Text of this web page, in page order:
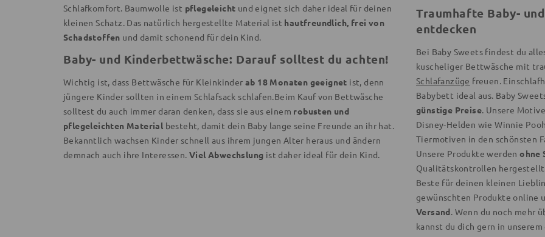
Schlafkomfort. Baumwolle ist pflegeleicht und eignet sich daher ideal für deinen
kleinen Schatz. Das natürlich hergestellte Material ist hautfreundlich, frei von
Schadstoffen und damit schonend für dein Kind.
Baby- und Kinderbettwäsche: Darauf solltest du achten!
Wichtig ist, dass Bettwäsche für Kleinkinder ab 18 Monaten geeignet ist, denn
jüngere Kinder sollten in einem Schlafsack schlafen.Beim Kauf von Bettwäsche
solltest du auch immer daran denken, dass sie aus einem robusten und
pflegeleichten Material besteht, damit dein Baby lange seine Freunde an ihr hat.
Bekanntlich wachsen Kinder schnell aus ihrem jungen Alter heraus und ändern
demnach auch ihre Interessen. Viel Abwechslung ist daher ideal für dein Kind.
Traumhafte Baby-
entdecken
Bei Baby Sweets findest du
kuscheliger Bettwäsche mit
Schlafanzüge freuen.
Babybett ideal aus. Baby
günstige Preise. Unsere
Disney-Helden wie Winnie
Tiermotiven in den schönsten
Unsere Produkte werdenohne
Qualitätskontrollen hergestellt.
Beste für deinen kleinen
gewünschten Produkte
Versand. Wenn du noch mehr
kannst du dich gern in